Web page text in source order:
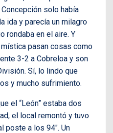
solo había
ida y parecía un milagro
rondaba en el aire. Y
pasan cosas como
3-2 a Cobreloa y son
Sí, lo lindo que
y mucho sufrimiento.
el “León” estaba dos
el local remontó y tuvo
poste a los 94″. Un